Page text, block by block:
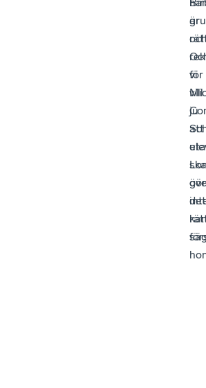
för
är
vi
vill
ju
att
ska
gör
det